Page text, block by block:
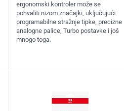
ergonomski kontroler može se
pohvaliti nizom značajki, uključujući
programabilne stražnje tipke, precizne
analogne palice, Turbo postavke i još
mnogo toga.